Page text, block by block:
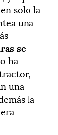
solo la
una
se
ha
una
la